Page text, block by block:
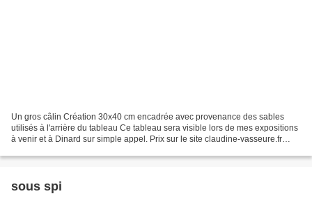
Un gros câlin Création 30x40 cm encadrée avec provenance des sables
utilisés à l'arrière du tableau Ce tableau sera visible lors de mes expositions
à venir et à Dinard sur simple appel. Prix sur le site claudine-vasseure.fr
sous spi